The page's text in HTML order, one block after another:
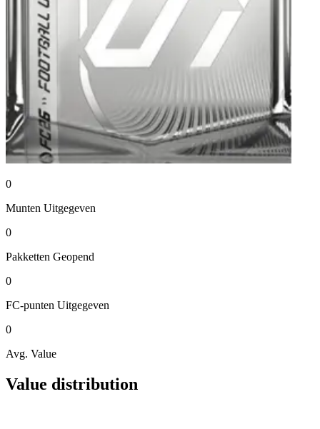
0
Munten Uitgegeven
0
Pakketten Geopend
0
FC-punten Uitgegeven
0
Avg. Value
Value distribution